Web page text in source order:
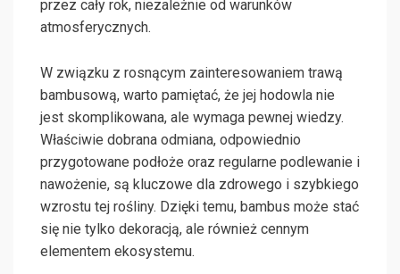
przez cały rok, niezależnie od warunków
atmosferycznych.
W związku z rosnącym zainteresowaniem trawą
bambusową, warto pamiętać, że jej hodowla nie
jest skomplikowana, ale wymaga pewnej wiedzy.
Właściwie dobrana odmiana, odpowiednio
przygotowane podłoże oraz regularne podlewanie i
nawożenie, są kluczowe dla zdrowego i szybkiego
wzrostu tej rośliny. Dzięki temu, bambus może stać
się nie tylko dekoracją, ale również cennym
elementem ekosystemu.